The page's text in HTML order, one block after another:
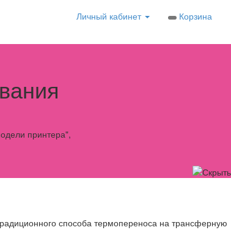
Личный кабинет Корзина
принтера",
способа термопереноса на трансферную